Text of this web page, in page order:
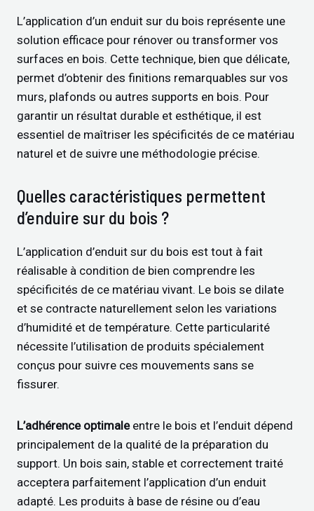
L’application d’un enduit sur du bois représente une
solution efficace pour rénover ou transformer vos
surfaces en bois. Cette technique, bien que délicate,
permet d’obtenir des finitions remarquables sur vos
murs, plafonds ou autres supports en bois. Pour
garantir un résultat durable et esthétique, il est
essentiel de maîtriser les spécificités de ce matériau
naturel et de suivre une méthodologie précise.
Quelles caractéristiques permettent
d’enduire sur du bois ?
L’application d’enduit sur du bois est tout à fait
réalisable à condition de bien comprendre les
spécificités de ce matériau vivant. Le bois se dilate
et se contracte naturellement selon les variations
d’humidité et de température. Cette particularité
nécessite l’utilisation de produits spécialement
conçus pour suivre ces mouvements sans se
fissurer.
L’adhérence optimaleentre le bois et l’enduit dépend
principalement de la qualité de la préparation du
support. Un bois sain, stable et correctement traité
acceptera parfaitement l’application d’un enduit
adapté. Les produits à base de résine ou d’eau